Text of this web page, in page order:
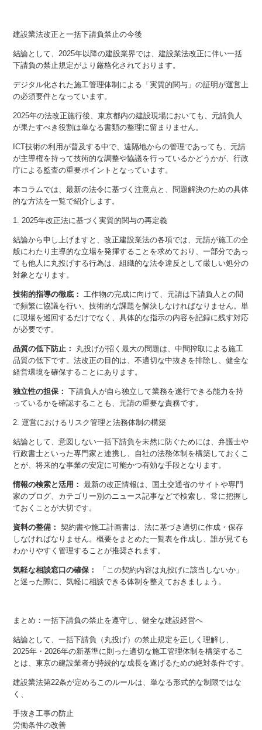
建設業法改正と一括下請負禁止の今後
結論として、2025年以降の建設業界では、建設業法改正に伴い一括
下請負の禁止規定がより厳格化されております。
デジタル化された施工管理体制による「実質的関与」の証明が運営上
の必須要件となっています。
2025年の法改正施行後、東京都内の建設現場においても、元請負人
が果たすべき役割は単なる書類の整理に留まりません。
ICT技術の利用が普及する中で、遠隔地からの管理であっても、元請
が主導権を持って技術的な調整や協議を行っているかどうかが、行政
庁による監査の重要ポイントとなっています。
本コラムでは、最新の法令に基づく注意点と、問題解決のための具体
的な方法を一覧で紹介します。
1. 2025年改正法に基づく実質的関与の再定義
結論から申し上げますと、改正建設業法の各項では、元請が施工の全
般にわたり主導的な立場を発揮することを求めており、一部分であっ
ても他人に丸投げする行為は、組織的な法令違反として厳しい処分の
対象となります。
技術的指導の徹底：
工作物の完成に向けて、元請は下請負人との間
で頻繁に協議を行い、技術的な課題を解決しなければなりません。単
に現場を巡回するだけでなく、具体的な指示の内容を記録に残す対応
が必要です。
品質の低下防止：
丸投げが招く最大の問題は、中間搾取による施工
品質の低下です。法改正の目的は、不適切な中抜きを排除し、健全な
経営環境を確保することにあります。
独立性の担保： 下請負人が自ら独立して業務を遂行できる能力を持
っているかを確認することも、元請の重要な責務です。
2. 運営におけるリスク管理と法務体制の構築
結論として、意図しない一括下請負を未然に防ぐためには、弁護士や
行政書士といった専門家と連携し、自社の法務体制を構築しておくこ
とが、将来的な事業の安定に可能かつ有効な手段となります。
情報の検索と活用： 最新の改正情報は、国土交通省のサイトや専門
家のブログ、カテゴリー別のニュース記事などで検索し、常に把握し
ておくことが大切です。
資料の整備： 契約書や施工計画書は、法に基づき適切に作成・保存
しなければなりません。概要をまとめた一覧表を作成し、誰が見ても
わかりやすく管理することが推奨されます。
気軽な相談窓口の確保：
「この契約内容は丸投げに該当しないか」
と迷った際に、気軽に相談できる体制を整えておきましょう。
まとめ：一括下請負の禁止を遵守し、健全な建設経営へ
結論として、一括下請負（丸投げ）の禁止規定を正しく理解し、
2025年・2026年の新基準に則った適切な施工管理体制を構築するこ
とは、東京の建設業者が持続的な成長を遂げるための絶対条件です。
建設業法第22条が定めるこのルールは、単なる形式的な制限ではな
く、
手抜き工事の防止
労働条件の改善